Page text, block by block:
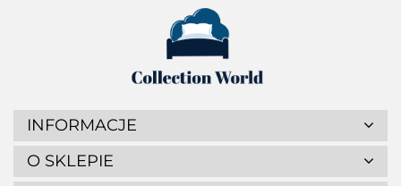
INFORMACJE
O SKLEPIE